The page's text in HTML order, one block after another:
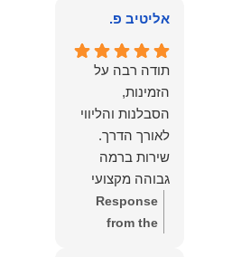
הלב הרבה
הצלחה, ברכה
ובשורות טובות.
שמעון האן
משרד עורכי דין
ונוטריון
תחושת ביטחון
התהליך.
המקצועיות,
הסבלנות,
היסודיות
והאכפתיות שלו
בלטו מהרגע
הראשון. הרגשתי
שיש לי על מי
לסמוך, ואני
הוא שלנו, נעמוד
ולשירותך בכל
עת גם בהמשך.
שמעון האן
משרד עורכי דין
ונוטריון
אליטיב פ.
תודה רבה על
הזמינות,
הסבלנות והליווי
שירות ברמה
גבוהה מקצועי
ואמין.
Response
from the